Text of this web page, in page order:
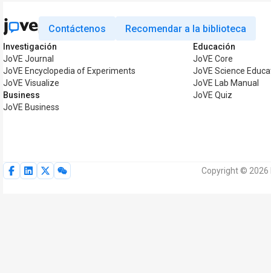
Contáctenos Recomendar a la biblioteca
Investigación
JoVE Journal
JoVE Encyclopedia of Experiments
JoVE Visualize
Business
JoVE Business
Educación
JoVE Core
JoVE Science
JoVE Lab Manual
JoVE Quiz
Copyright © 2026